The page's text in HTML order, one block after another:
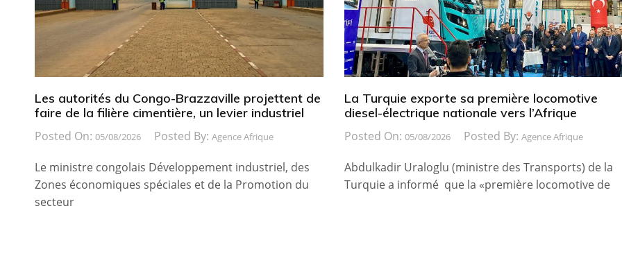
Les autorités du Congo-Brazzaville projettent de
faire de la filière cimentière, un levier industriel
Posted On: 05/08/2026 Posted By: Agence Afrique
Le ministre congolais Développement industriel, des
Zones économiques spéciales et de la Promotion du
secteur
La Turquie exporte sa première locomotive
diesel-électrique nationale vers l’Afrique
Posted On: 05/08/2026 Posted By: Agence Afrique
Abdulkadir Uraloglu (ministre des Transports) de la
Turquie a informé que la «première locomotive de